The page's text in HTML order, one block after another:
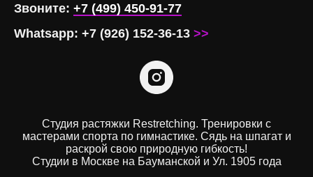
Звоните: +7 (499) 450-91-77
Whatsapp: +7 (926) 152-36-13 >>
Студия растяжки Restretching. Тренировки с
мастерами спорта по гимнастике. Сядь на шпагат и
раскрой свою природную гибкость!
Студии в Москве на Бауманской и Ул. 1905 года